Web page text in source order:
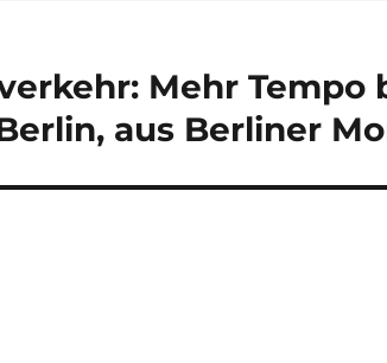
Mehr Tempo
aus Berliner